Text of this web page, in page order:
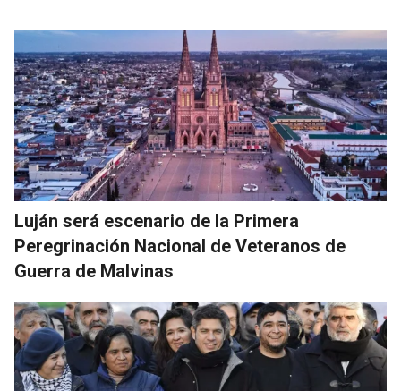
Luján será escenario de la Primera
Peregrinación Nacional de Veteranos de
Guerra de Malvinas